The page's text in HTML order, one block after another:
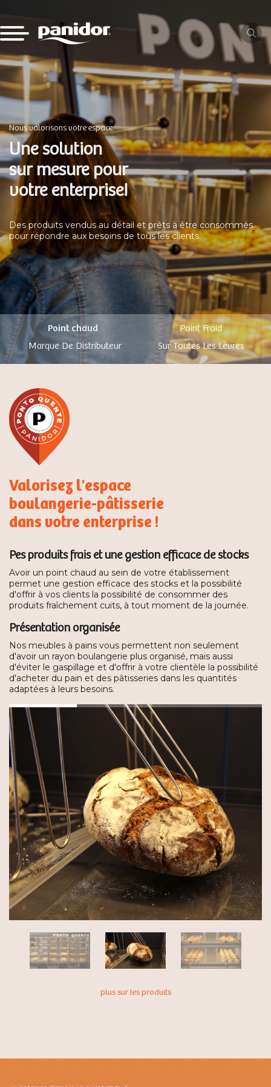
Nous valorisons votre espace
Une solution
sur mesure pour
votre enterprise!
Des produits vendus au détail et prêts à être consommés
pour répondre aux besoins de tous les clients.
Point chaud
Point Froid
Marque De Distributeur
Sur Toutes Les Lèvres
Valorisez l'espace
boulangerie-pâtisserie
dans votre enterprise !
Pes produits frais et une gestion efficace de stocks
Avoir un point chaud au sein de votre établissement
permet une gestion efficace des stocks et la possibilité
d'offrir à vos clients la possibilité de consommer des
produits fraîchement cuits, à tout moment de la journée.
Présentation organisée
Nos meubles à pains vous permettent non seulement
d'avoir un rayon boulangerie plus organisé, mais aussi
d'éviter le gaspillage et d'offrir à votre clientèle la possibilité
d'acheter du pain et des pâtisseries dans les quantités
adaptées à leurs besoins.
plus sur les produits